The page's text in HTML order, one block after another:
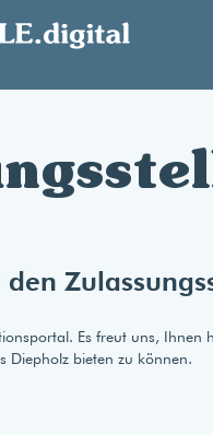
Es freut uns,
Diepholz bieten zu können.